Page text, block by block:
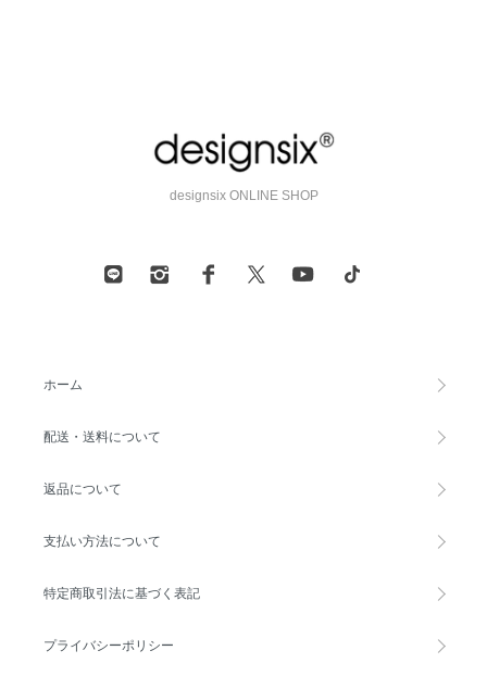
designsix ONLINE SHOP
ホーム
配送・送料について
返品について
支払い方法について
特定商取引法に基づく表記
プライバシーポリシー